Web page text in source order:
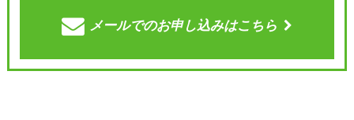
メールでのお申し込みはこちら